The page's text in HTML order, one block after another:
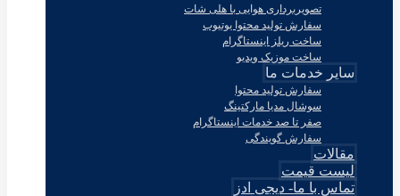
تصویربرداری هوایی با هلی شات
سفارش تولید محتوا یوتیوب
ساخت ریلز اینستاگرام
ساخت موزیک ویدیو
سایر خدمات ما
سفارش تولید محتوا
سوشال مدیا مارکتینگ
صفر تا صد خدمات اینستاگرام
سفارش گویندگی
مقالات
لیست قیمت
تماس با ما- دیجی ادز